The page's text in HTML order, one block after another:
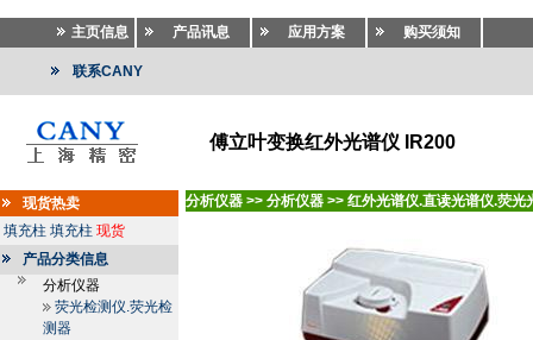
主页信息 产品讯息 应用方案 购买须知
联系CANY
傅立叶变换红外光谱仪 IR200
现货热卖
填充柱 填充柱 现货
产品分类信息
分析仪器
荧光检测仪.荧光检
测器
分析仪器 >> 分析仪器 >> 红外光谱仪.直读光谱仪.荧光